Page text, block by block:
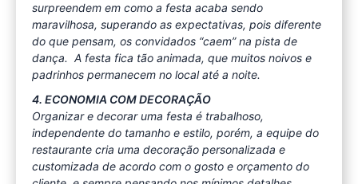
surpreendem em como a festa acaba sendo
maravilhosa, superando as expectativas, pois diferente
do que pensam, os convidados “caem” na pista de
dança. A festa fica tão animada, que muitos noivos e
padrinhos permanecem no local até a noite.
4. ECONOMIA COM DECORAÇÃO
Organizar e decorar uma festa é trabalhoso,
independente do tamanho e estilo, porém, a equipe do
restaurante cria uma decoração personalizada e
customizada de acordo com o gosto e orçamento do